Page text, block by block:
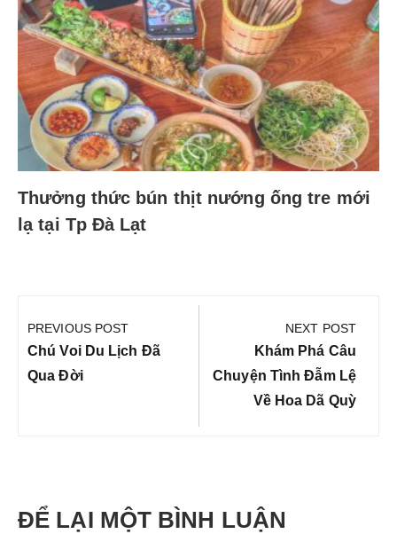
Thưởng thức bún thịt nướng ống tre mới
lạ tại Tp Đà Lạt
hướng
bài
viết
PREVIOUS POST
Previous
Post:
Chú Voi Du Lịch Đã
Qua Đời
NEXT POST
Next
Post:
Khám Phá Câu
Chuyện Tình Đẫm Lệ
Về Hoa Dã Quỳ
ĐỂ LẠI MỘT BÌNH LUẬN